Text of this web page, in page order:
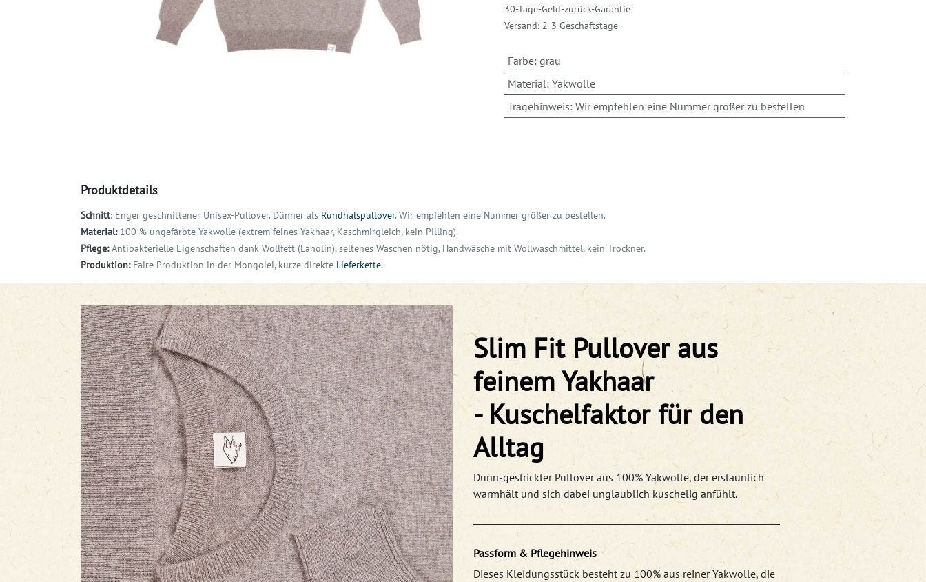
30-Tage-Geld-zurück-Garantie
Versand: 2-3 Geschäftstage
Farbe: grau
Material: Yakwolle
Tragehinweis: Wir empfehlen eine Nummer größer zu bestellen
Produktdetails
Schnitt: Enger geschnittener Unisex-Pullover. Dünner als Rundhalspullover. Wir empfehlen eine Nummer größer zu bestellen.
Material:100 % ungefärbte Yakwolle (extrem feines Yakhaar, Kaschmirgleich, kein Pilling).
Pflege:Antibakterielle Eigenschaften dank Wollfett (Lanolin),seltenes Waschen nötig, Handwäsche mit Wollwaschmittel, kein Trockner.
Produktion:Faire Produktion in der Mongolei, kurze direkte Lieferkette.
Slim Fit Pullover aus
feinem Yakhaar
- Kuschelfaktor für den
Alltag
Dünn-gestrickter Pullover aus 100% Yakwolle, der erstaunlich
warmhält und sich dabei unglaublich kuschelig anfühlt.
Passform & Pflegehinweis
Dieses Kleidungsstück besteht zu 100% aus reiner Yakwolle, die